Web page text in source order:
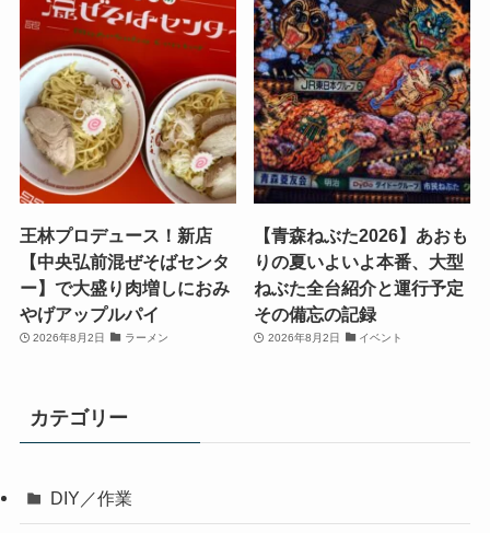
王林プロデュース！新店
【中央弘前混ぜそばセンタ
ー】で大盛り肉増しにおみ
やげアップルパイ
2026年8月2日 ラーメン
【青森ねぶた2026】あおも
りの夏いよいよ本番、大型
ねぶた全台紹介と運行予定
その備忘の記録
2026年8月2日 イベント
カテゴリー
DIY／作業